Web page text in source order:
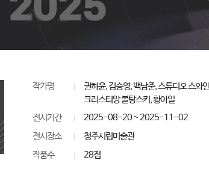
작가명
권하윤, 김승영, 백남준, 스튜디오 스와
크리스티앙 볼탕스키, 황아일
전시기간
2025-08-20 ~ 2025-11-02
전시장소
청주시립미술관
작품수
28점